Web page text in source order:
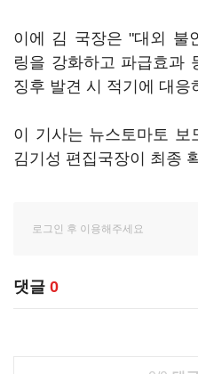
이에 김 국장은 "대외 불
링을 강화하고 파급효과
징후 발견 시 적기에 대응
이 기사는 뉴스토마토
김기성 편집국장이 최종
댓글 0